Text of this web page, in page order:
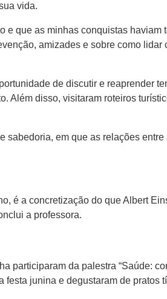
vida.
que as minhas conquistas haviam
amizades e sobre como
de discutir e reaprender
Além disso, visitaram roteiros
em que as relações
é a concretização do que Albert
a professora.
participaram da palestra “Saúde:
junina e degustaram de pratos